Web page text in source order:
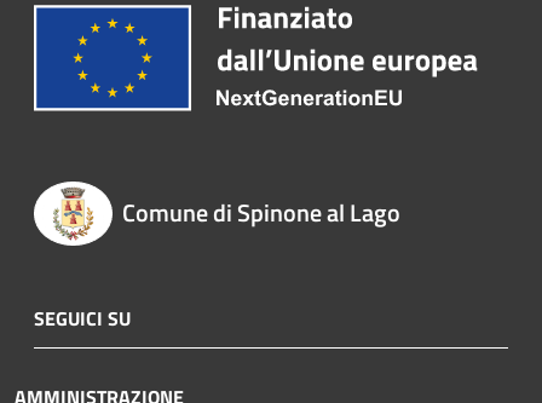
Comune di Spinone al Lago
SEGUICI SU